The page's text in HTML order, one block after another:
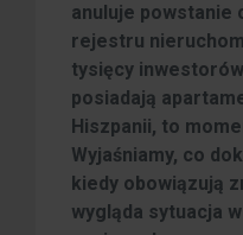
anuluje powstanie
rejestru
tysięcy
posiadają
Hiszpanii, to
Wyjaśniamy, co
kiedy obowiązują
wygląda sytuacja